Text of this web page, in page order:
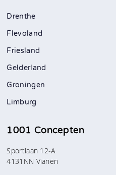
Drenthe
Flevoland
Friesland
Gelderland
Groningen
Limburg
1001 Concepten
Sportlaan 12-A
4131NN Vianen